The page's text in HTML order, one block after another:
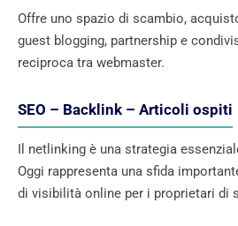
Offre uno spazio di scambio,
guest blogging, partnership e
reciproca tra webmaster.
SEO – Backlink – Articoli ospiti
Il netlinking è una strategia
Oggi rappresenta una sfida
di visibilità online per i proprietari di